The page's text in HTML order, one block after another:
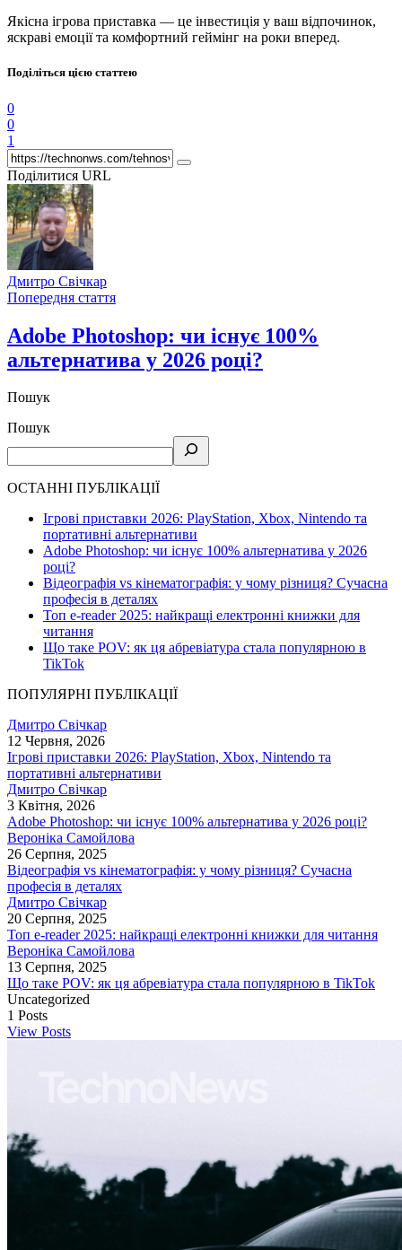
Якісна ігрова приставка — це інвестиція у ваш відпочинок,
яскраві емоції та комфортний геймінг на роки вперед.
Поділіться цією статтею
0
0
1
Поділитися URL
Дмитро Свічкар
Попередня стаття
Adobe Photoshop: чи існує 100%
альтернатива у 2026 році?
Пошук
Пошук
ОСТАННІ ПУБЛІКАЦІЇ
Ігрові приставки 2026: PlayStation, Xbox, Nintendo та
портативні альтернативи
Adobe Photoshop: чи існує 100% альтернатива у 2026
році?
Відеографія vs кінематографія: у чому різниця? Сучасна
професія в деталях
Топ e-reader 2025: найкращі електронні книжки для
читання
Що таке POV: як ця абревіатура стала популярною в
TikTok
ПОПУЛЯРНІ ПУБЛІКАЦІЇ
Дмитро Свічкар
12 Червня, 2026
Ігрові приставки 2026: PlayStation, Xbox, Nintendo та
портативні альтернативи
Дмитро Свічкар
3 Квітня, 2026
Adobe Photoshop: чи існує 100% альтернатива у 2026 році?
Вероніка Самойлова
26 Серпня, 2025
Відеографія vs кінематографія: у чому різниця? Сучасна
професія в деталях
Дмитро Свічкар
20 Серпня, 2025
Топ e-reader 2025: найкращі електронні книжки для читання
Вероніка Самойлова
13 Серпня, 2025
Що таке POV: як ця абревіатура стала популярною в TikTok
Uncategorized
1 Posts
View Posts